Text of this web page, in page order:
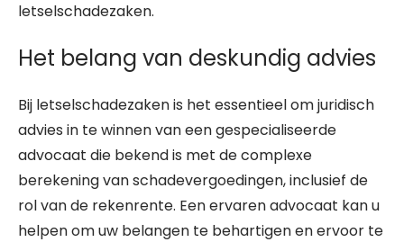
letselschadezaken.
Het belang van deskundig advies
Bij letselschadezaken is het essentieel om juridisch
advies in te winnen van een gespecialiseerde
advocaat die bekend is met de complexe
berekening van schadevergoedingen, inclusief de
rol van de rekenrente. Een ervaren advocaat kan u
helpen om uw belangen te behartigen en ervoor te